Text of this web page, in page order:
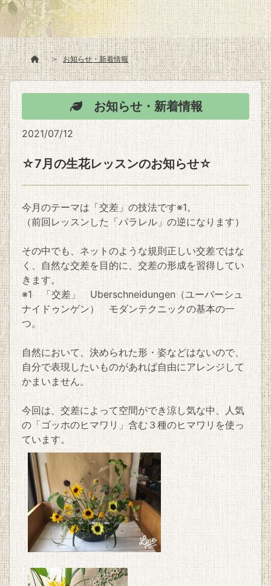
お知らせ・新着情報
お知らせ・新着情報
2021/07/12
☆7月の生花レッスンのお知らせ☆
今月のテーマは「交差」の技法です※1。
（前回レッスンした「パラレル」の逆になります）
その中でも、ネットのような規則正しい交差ではな
く、自然な交差を目的に、交差の形成を習得してい
きます。
※1 「交差」 Uberschneidungen（ユーバーシュ
ナイドゥンゲン） モダンテクニックの基本の一
つ。
自然において、決められた形・姿などはないので、
自分で表現したいものがあれば自由にアレンジして
かまいません。
今回は、交差によって空間ができ涼し気な中、人気
の「ゴッホのヒマワリ」含む３種のヒマワリを使っ
ています。